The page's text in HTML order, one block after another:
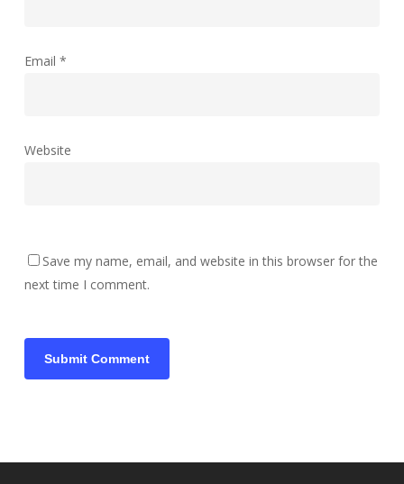
Email *
Website
Save my name, email, and website in this browser for the
next time I comment.